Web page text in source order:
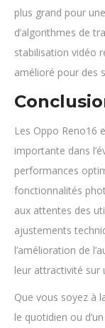
plus grand pour
d’algorithmes de
stabilisation vidéo
amélioré pour des
Les Oppo Reno16
importante dans
performances
fonctionnalités
aux attentes des
ajustements
l’amélioration de
leur attractivité sur
Que vous soyez à
le quotidien ou